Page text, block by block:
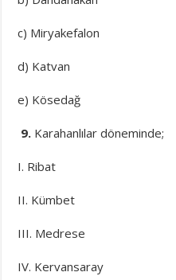
c) Miryakefalon
d) Katvan
e) Kösedağ
9. Karahanlılar döneminde;
I. Ribat
II. Kümbet
III. Medrese
IV. Kervansaray